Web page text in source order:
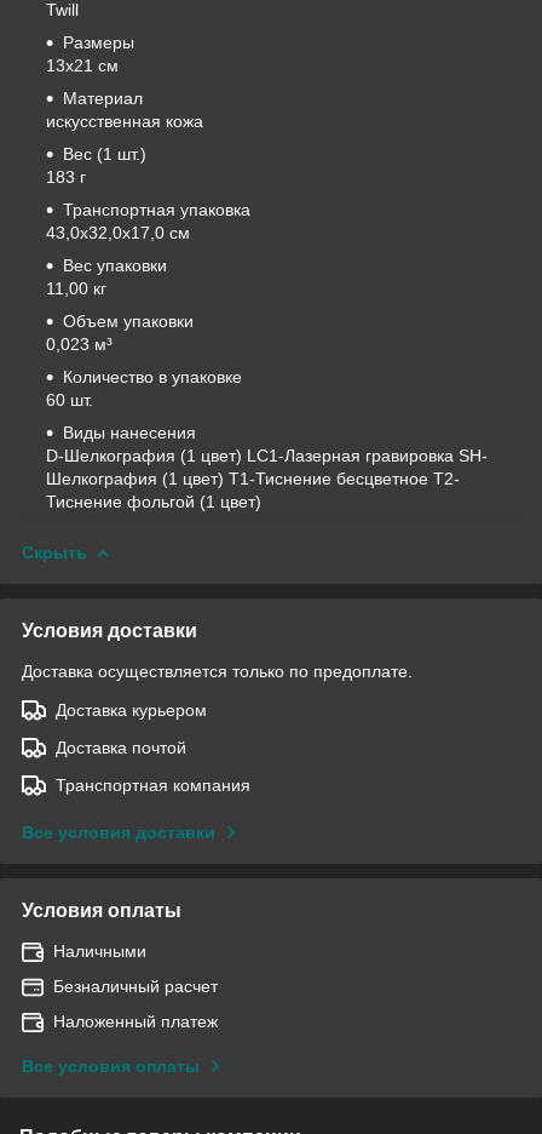
Twill
Размеры
13х21 см
Материал
искусственная кожа
Вес (1 шт.)
183 г
Транспортная упаковка
43,0x32,0x17,0 см
Вес упаковки
11,00 кг
Объем упаковки
0,023 м³
Количество в упаковке
60 шт.
Виды нанесения
D-Шелкография (1 цвет) LC1-Лазерная гравировка SH-
Шелкография (1 цвет) T1-Тиснение бесцветное T2-
Тиснение фольгой (1 цвет)
Скрыть
Условия доставки
Доставка осуществляется только по предоплате.
Доставка курьером
Доставка почтой
Транспортная компания
Все условия доставки
Условия оплаты
Наличными
Безналичный расчет
Наложенный платеж
Все условия оплаты